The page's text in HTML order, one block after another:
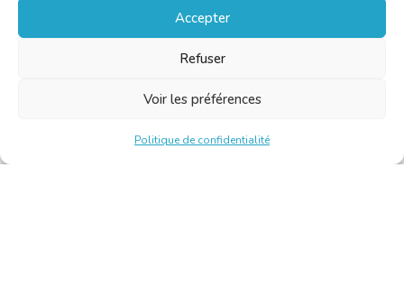
Accepter
Refuser
Voir les préférences
Politique de confidentialité